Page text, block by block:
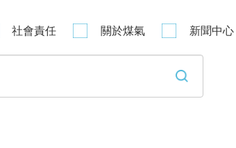
社會責任 關於煤氣 新聞中心